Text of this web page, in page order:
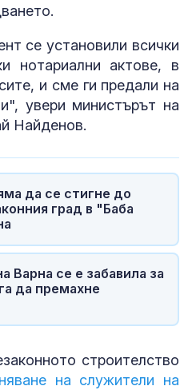
се установили всички
нотариални актове, в
и сме ги предали на
увери министърът на
Найденов.
да се стигне до
град в "Баба
Варна се е забавила за
да премахне
строителство
на служители на